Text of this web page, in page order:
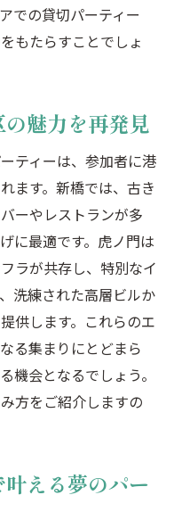
での貸切パーティー
もたらすことでしょ
魅力を再発見
ティーは、参加者に港
ます。新橋では、古き
ーやレストランが多
に最適です。虎ノ門は
ラが共存し、特別なイ
洗練された高層ビルか
供します。これらのエ
る集まりにとどまら
機会となるでしょう。
方をご紹介しますの
える夢のパー